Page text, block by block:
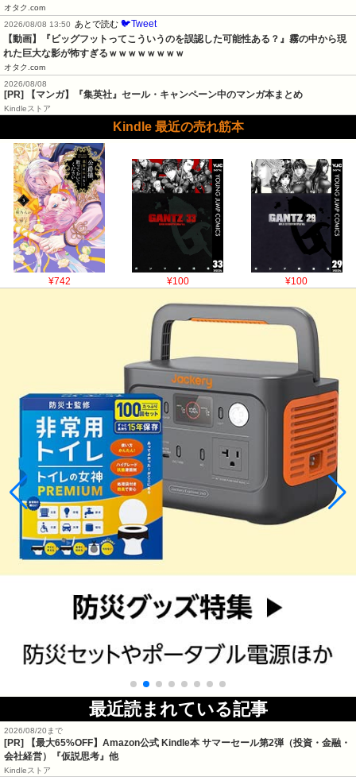
オタク.com
2026/08/08 13:50
あとで読む 🐦Tweet
【動画】『ビッグフットってこういうのを誤認した可能性ある？』霧の中から現
れた巨大な影が怖すぎるｗｗｗｗｗｗｗｗ
オタク.com
2026/08/08
[PR] 【マンガ】『集英社』セール・キャンペーン中のマンガ本まとめ
Kindleストア
Kindle 最近の売れ筋本
¥742 ¥100 ¥100
最近読まれている記事
2026/08/20まで
[PR]
【最大65%OFF】Amazon公式 Kindle本 サマーセール第2弾（投資・金融・
会社経営）『仮説思考』他
Kindleストア